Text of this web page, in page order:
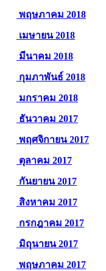
พฤษภาคม 2018
เมษายน 2018
มีนาคม 2018
กุมภาพันธ์ 2018
มกราคม 2018
ธันวาคม 2017
พฤศจิกายน 2017
ตุลาคม 2017
กันยายน 2017
สิงหาคม 2017
กรกฎาคม 2017
มิถุนายน 2017
พฤษภาคม 2017